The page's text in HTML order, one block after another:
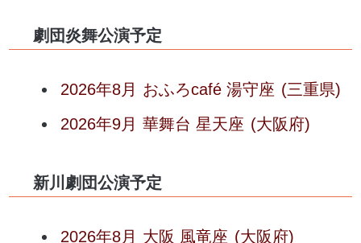
劇団炎舞公演予定
2026年8月 おふろcafé 湯守座 (三重県)
2026年9月 華舞台 星天座 (大阪府)
新川劇団公演予定
2026年8月 大阪 風竜座 (大阪府)